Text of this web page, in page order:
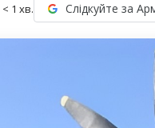
< 1 хв. Слідкуйте за